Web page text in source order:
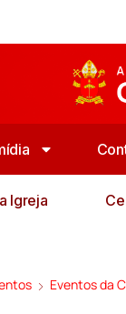
Igreja
Eventos da